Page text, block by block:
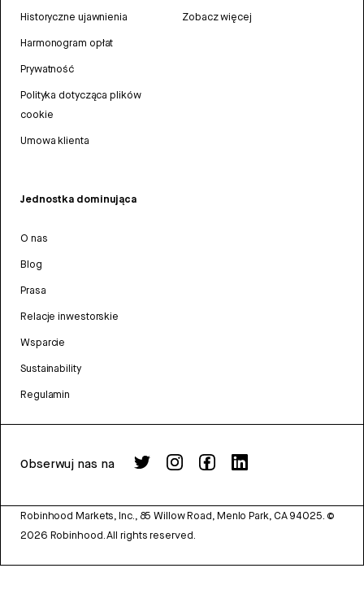
Historyczne ujawnienia
Harmonogram opłat
Prywatność
Polityka dotycząca plików
cookie
Umowa klienta
Zobacz więcej
Jednostka dominująca
O nas
Blog
Prasa
Relacje inwestorskie
Wsparcie
Sustainability
Regulamin
Obserwuj nas na
Robinhood Markets, Inc., 85 Willow Road, Menlo Park, CA 94025. ©
2026 Robinhood. All rights reserved.